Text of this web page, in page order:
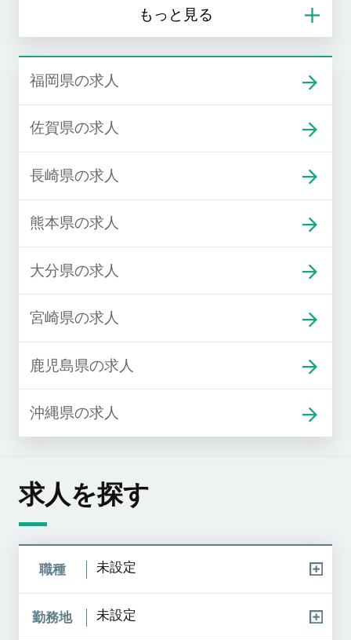
福岡県の求人
佐賀県の求人
長崎県の求人
熊本県の求人
大分県の求人
宮崎県の求人
鹿児島県の求人
沖縄県の求人
求人を探す
職種 未設定
勤務地 未設定